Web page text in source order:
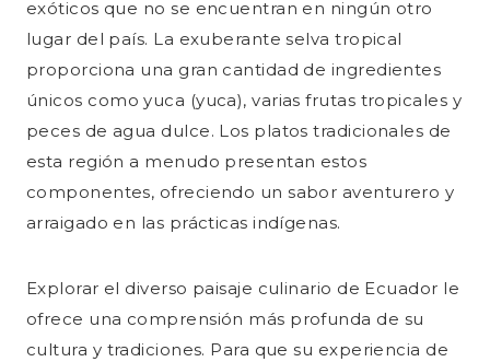
exóticos que no se encuentran en ningún otro
lugar del país. La exuberante selva tropical
proporciona una gran cantidad de ingredientes
únicos como yuca (yuca), varias frutas tropicales y
peces de agua dulce. Los platos tradicionales de
esta región a menudo presentan estos
componentes, ofreciendo un sabor aventurero y
arraigado en las prácticas indígenas.
Explorar el diverso paisaje culinario de Ecuador le
ofrece una comprensión más profunda de su
cultura y tradiciones. Para que su experiencia de